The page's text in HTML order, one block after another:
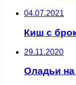
04.07.2021
Киш с
29.11.2020
Оладьи на